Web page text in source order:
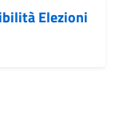
Elezioni